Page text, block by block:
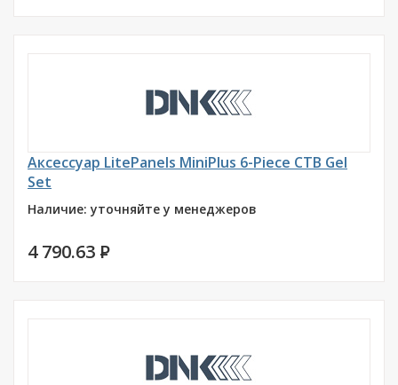
Аксессуар LitePanels MiniPlus 6-Piece CTB Gel
Set
Наличие: уточняйте у менеджеров
4 790.63 P